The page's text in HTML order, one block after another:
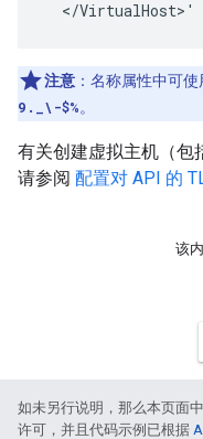
注意 ：名称属性中可
9._\-$%。
有关创建虚拟主机（包
请参阅 配置对 API 的
该
如未另行说明，那么本页面
许可，并且代码示例已根据